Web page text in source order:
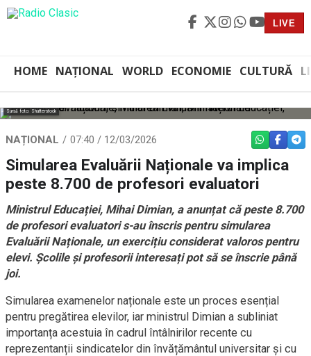
LIVE
HOME NAȚIONAL WORLD ECONOMIE CULTURĂ
Sursă foto: Shutterstock
NAȚIONAL 07:40 / 12/03/2026 WHATSAPP
Simularea Evaluării Naționale va implica
peste 8.700 de profesori evaluatori
Ministrul Educației, Mihai Dimian, a anunțat că peste 8.700
de profesori evaluatori s-au înscris pentru simularea
Evaluării Naționale, un exercițiu considerat valoros pentru
elevi. Școlile și profesorii interesați pot să se înscrie până
joi.
Simularea examenelor naționale este un proces esențial
pentru pregătirea elevilor, iar ministrul Dimian a subliniat
importanța acestuia în cadrul întâlnirilor recente cu
reprezentanții sindicatelor din învățământul universitar și cu